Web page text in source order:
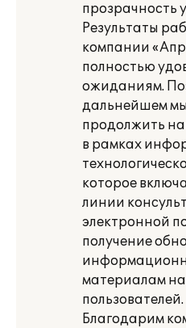
прозрачность
Результаты
компании
полностью
ожиданиям.
дальнейшем
продолжить
в рамках
которое
линии
электронной
получение
материалам
пользователей.
Благодарим